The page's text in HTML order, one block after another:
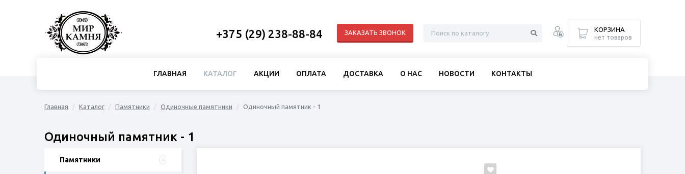
Главная Каталог Памятники Одиночные памятники Одиночный памятник - 1
Одиночный памятник - 1
Памятники
+375 (29) 238-88-84 ЗАКАЗАТЬ ЗВОНОК КОРЗИНА
нет товаров
ГЛАВНАЯ КАТАЛОГ АКЦИИ ОПЛАТА ДОСТАВКА О НАС НОВОСТИ КОНТАКТЫ